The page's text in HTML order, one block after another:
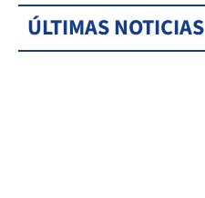
ÚLTIMAS NOTICIAS